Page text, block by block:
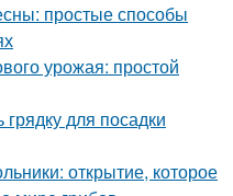
простые способы
урожая: простой
для посадки
открытие, которое